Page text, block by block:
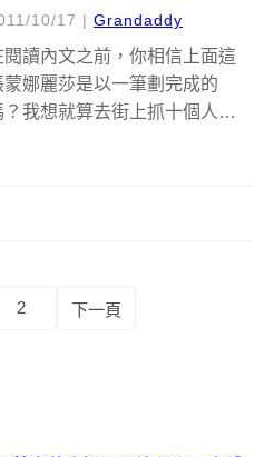
10/17 | Grandaddy
閱讀內文之前，你相信上面這
蒙娜麗莎是以一筆劃完成的
？我想就算去街上抓十個人來
2 下一頁